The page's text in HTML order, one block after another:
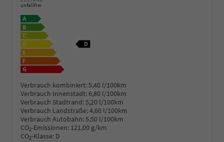
unfallfrei
Verbrauch kombiniert:5,40 l/100km
Verbrauch Innenstadt: 6,80 l/100km
Verbrauch Stadtrand:5,20 l/100km
Verbrauch Landstraße:4,60 l/100km
Verbrauch Autobahn:5,50 l/100km
CO2-Emissionen: 121,00 g/km
CO2-Klasse: D